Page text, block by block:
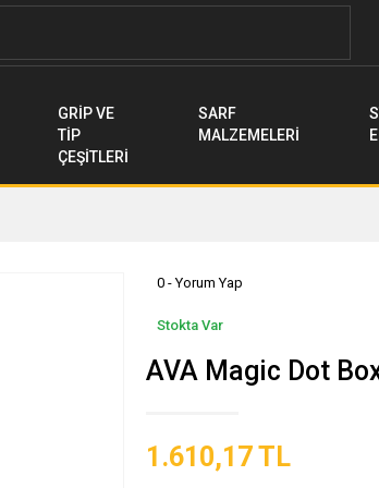
GRİP VE
TİP
ÇEŞİTLERİ
SARF
MALZEMELERİ
0 - Yorum Yap
Stokta Var
AVA Magic Dot
1.610,17 TL